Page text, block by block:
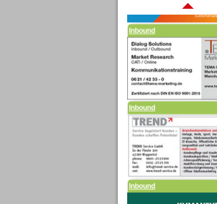
Inbound
Inbound